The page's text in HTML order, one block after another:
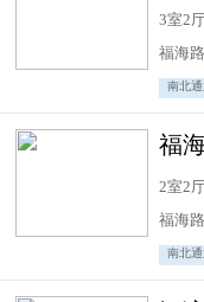
3室2
福海
南北通
2室2
福海
南北通